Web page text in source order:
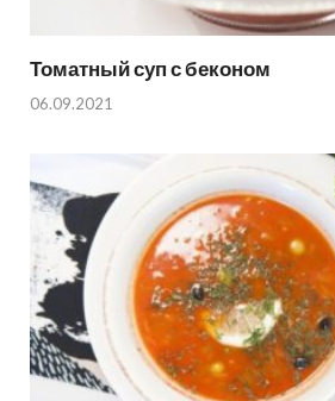
Томатный суп с беконом
06.09.2021